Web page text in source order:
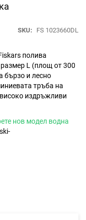
SKU FS 1023660DL
полива
L (площ от 300
бързо и лесно
тръба на
издръжливи
нов модел водна